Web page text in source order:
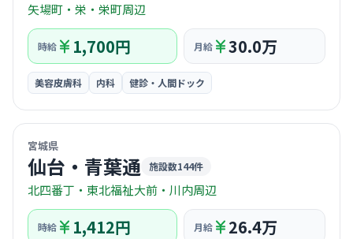
矢場町・栄・栄町周辺
時給 1,700円 月給 30.0万
美容皮膚科 内科 健診・人間ドック
宮城県
仙台・青葉通 施設数144件
北四番丁・東北福祉大前・川内周辺
時給 1,412円 月給 26.4万